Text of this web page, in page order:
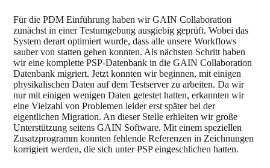
Für die PDM Einführung haben wir GAIN Collaboration
zunächst in einer Testumgebung ausgiebig geprüft. Wobei das
System derart optimiert wurde, dass alle unsere Workflows
sauber von statten gehen konnten. Als nächsten Schritt haben
wir eine komplette PSP-Datenbank in die GAIN Collaboration
Datenbank migriert. Jetzt konnten wir beginnen, mit einigen
physikalischen Daten auf dem Testserver zu arbeiten. Da wir
nur mit einigen wenigen Daten getestet hatten, erkannten wir
eine Vielzahl von Problemen leider erst später bei der
eigentlichen Migration. An dieser Stelle erhielten wir große
Unterstützung seitens GAIN Software. Mit einem speziellen
Zusatzprogramm konnten fehlende Referenzen in Zeichnungen
korrigiert werden, die sich unter PSP eingeschlichen hatten.